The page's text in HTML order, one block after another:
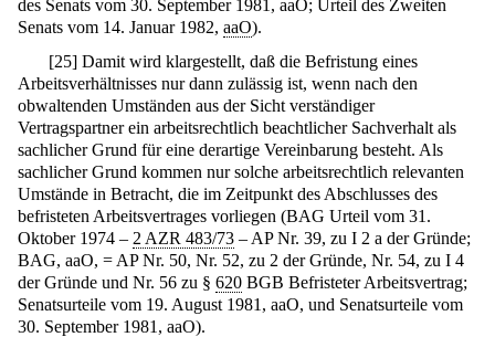
des Senats vom 30. September 1981, aaO; Urteil des Zweiten
Senats vom 14. Januar 1982, aaO).
[25] Damit wird klargestellt, daß die Befristung eines
Arbeitsverhältnisses nur dann zulässig ist, wenn nach den
obwaltenden Umständen aus der Sicht verständiger
Vertragspartner ein arbeitsrechtlich beachtlicher Sachverhalt als
sachlicher Grund für eine derartige Vereinbarung besteht. Als
sachlicher Grund kommen nur solche arbeitsrechtlich relevanten
Umstände in Betracht, die im Zeitpunkt des Abschlusses des
befristeten Arbeitsvertrages vorliegen (BAG Urteil vom 31.
Oktober 1974 – 2 AZR 483/73 – AP Nr. 39, zu I 2 a der Gründe;
BAG, aaO, = AP Nr. 50, Nr. 52, zu 2 der Gründe, Nr. 54, zu I 4
der Gründe und Nr. 56 zu § 620 BGB Befristeter Arbeitsvertrag;
Senatsurteile vom 19. August 1981, aaO, und Senatsurteile vom
30. September 1981, aaO).